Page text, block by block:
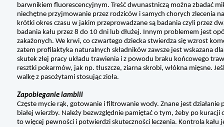
barwnikiem fluorescencyjnym. Treść dwunastniczą można zbadać
niechętne przyjmowanie przez rodziców i samych chorych zlecenia
krótki okres czasu w jakim przeprowadzane są badania czyli przez
badania kału przez 8 do 10 dni lub dłużej. Innym problemem jest
zakażonych. We krwi, co czwartego dziecka stwierdza się wzrost
zatem profilaktyka naturalnych składników zawsze jest wskazana
skutek złej pracy układu trawienia i z powodu braku końcowego
resztki pokarmów, jak np. tłuszcze, ziarna skrobi, włókna mięsne.
walkę z pasożytami stosując zioła.
Zapobieganie lamblii
Częste mycie rąk, gotowanie i filtrowanie wody. Znane jest
białej wierzby. Należy bezwzględnie pamiętać o tym, żeby po
to więcej pewności i potwierdzi skuteczności leczenia. Kontrola